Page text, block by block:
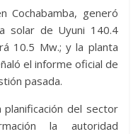
Cochabamba, generó
solar de Uyuni 140.4
10.5 Mw.; y la planta
el informe oficial de
pasada.
del sector
la autoridad